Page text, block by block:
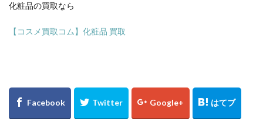
化粧品の買取なら
【コスメ買取コム】化粧品 買取